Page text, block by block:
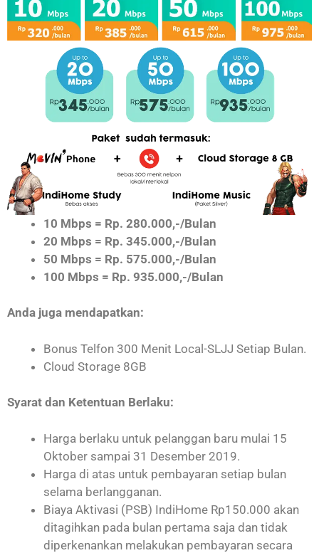
10 Mbps = Rp. 280.000,-/Bulan
20 Mbps = Rp. 345.000,-/Bulan
50 Mbps = Rp. 575.000,-/Bulan
100 Mbps = Rp. 935.000,-/Bulan
Anda juga mendapatkan:
Bonus Telfon 300 Menit Local-SLJJ Setiap Bulan.
Cloud Storage 8GB
Syarat dan Ketentuan Berlaku:
Harga berlaku untuk pelanggan baru mulai 15
Oktober sampai 31 Desember 2019.
Harga di atas untuk pembayaran setiap bulan
selama berlangganan.
Biaya Aktivasi (PSB) IndiHome Rp150.000 akan
ditagihkan pada bulan pertama saja dan tidak
diperkenankan melakukan pembayaran secara